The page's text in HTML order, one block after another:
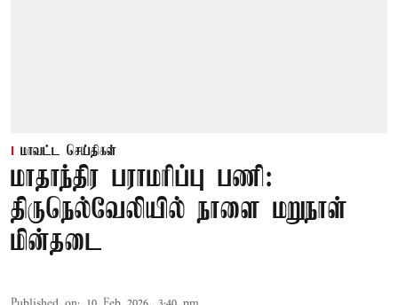
மாவட்ட செய்திகள்
மாதாந்திர பராமரிப்பு பணி:
திருநெல்வேலியில் நாளை மறுநாள்
மின்தடை